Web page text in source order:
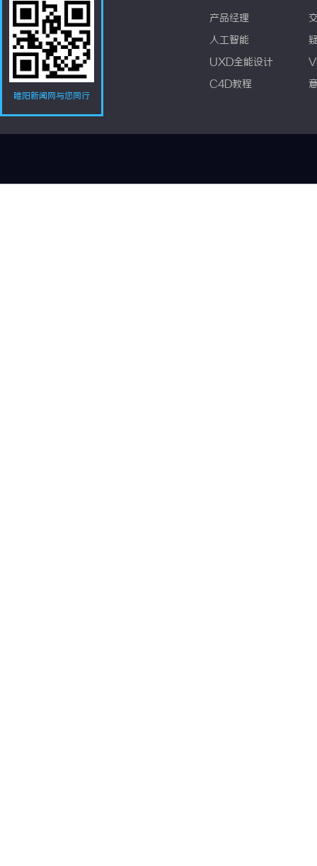
睢阳新闻网与您同行
产品经理
人工智能
UXD全能设计
C4D教程